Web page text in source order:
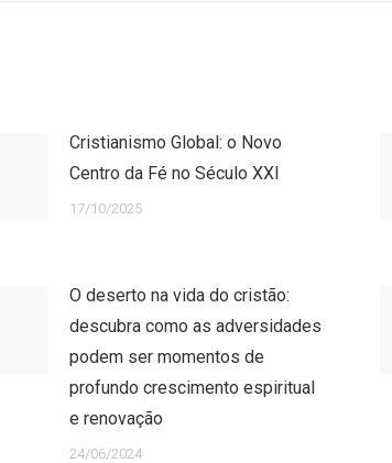
Cristianismo Global: o Novo
Centro da Fé no Século XXI
17/10/2025
O deserto na vida do cristão:
descubra como as adversidades
podem ser momentos de
profundo crescimento espiritual
e renovação
24/06/2024